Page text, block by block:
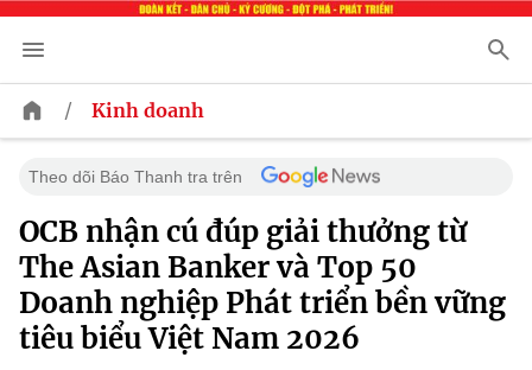
/ Kinh doanh
Theo dõi Báo Thanh tra trên
OCB nhận cú đúp giải thưởng từ
The Asian Banker và Top 50
Doanh nghiệp Phát triển bền vững
tiêu biểu Việt Nam 2026